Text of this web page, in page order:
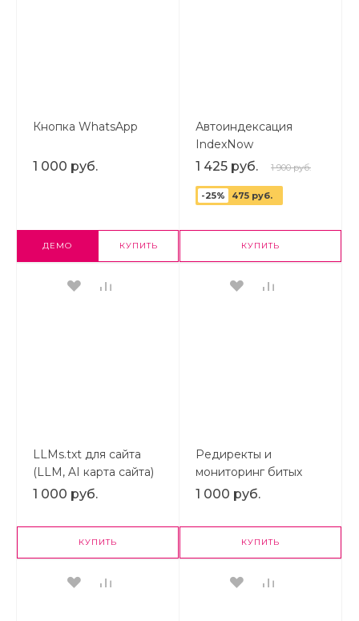
Кнопка WhatsApp
1 000 руб.
ДЕМО КУПИТЬ
Автоиндексация
IndexNow
1 425 руб. 1 900 руб.
-25% 475 руб.
КУПИТЬ
LLMs.txt для сайта
(LLM, AI карта сайта)
1 000 руб.
КУПИТЬ
Редиректы и
мониторинг битых
ссылок
1 000 руб.
КУПИТЬ